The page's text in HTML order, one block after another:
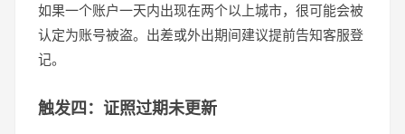
如果一个账户一天内出现在两个以上城市，很可能会被
认定为账号被盗。出差或外出期间建议提前告知客服登
记。
触发四：证照过期未更新